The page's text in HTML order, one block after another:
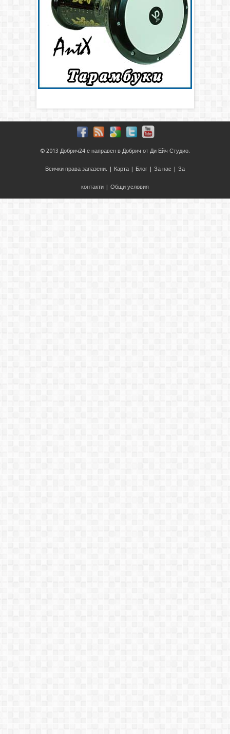
© 2013 Добрич24 е направен в Добрич от Ди Ейч Студио.
Всички права запазени. | Карта | Блог | За нас | За
контакти | Общи условия